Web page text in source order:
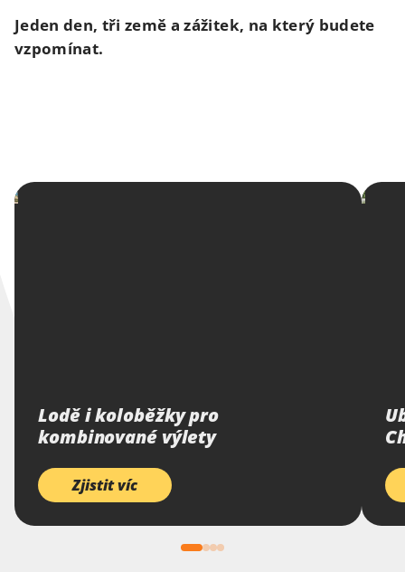
Jeden den, tři země a zážitek, na který budete
vzpomínat.
Lodě i koloběžky pro
kombinované výlety
Zjistit víc